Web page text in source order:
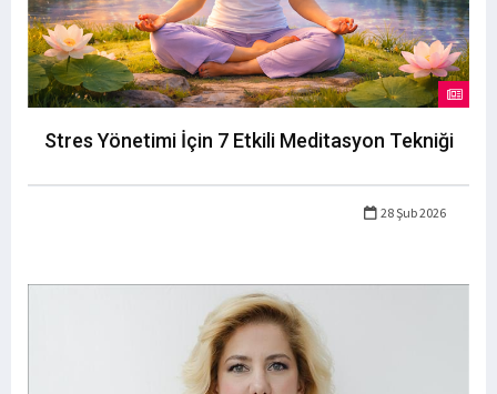
Stres Yönetimi İçin 7 Etkili Meditasyon Tekniği
28 Şub 2026